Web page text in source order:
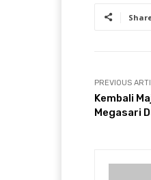
PREVIOUS
Kembali
Megasari